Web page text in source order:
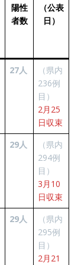
陽性
者数
（公表
日）
27人
（県内
236例
目）
2月25
日収束
29人
（県内
294例
目）
3月10
日収束
29人
（県内
295例
目）
2月21